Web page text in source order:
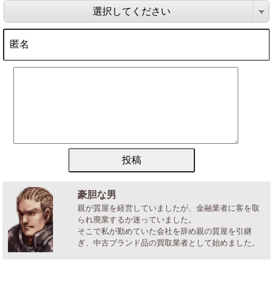
選択してください
豪胆な男
親が質屋を経営していましたが、金融業者に客を取
られ廃業するか迷っていました。
そこで私が勤めていた会社を辞め親の質屋を引継
ぎ、中古ブランド品の買取業者として始めました。